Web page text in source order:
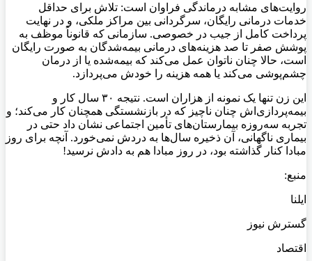
روایت‌های مشابه درماندگی فراوان است: تلاش برای حداقل
خدمات درمانی رایگان، سرگردانی بین مراکز ملکی، و در نهایت
پرداخت کامل از جیب در خصوصی. سازمانی که قانوناً موظف به
پوشش صفر تا صد هزینه‌های درمانی بیمه‌شدگان به صورت رایگان
است، حالا چنان ناتوان عمل می‌کند که بیمه‌شده یا از درمان
چشم‌پوشی می‌کند یا همه هزینه را خودش می‌پردازد.
این زن تنها یک نمونه از هزاران است. نتیجه ۳۰ سال کار و
بیمه‌پردازی‌اش چنان ناچیز که در بازنشستگی همچنان کار می‌کند؛ و
تجربه سه‌روزه بیمارستان‌های تأمین اجتماعی نشان داد حتی در
بیماری ناگهانی، آن ذخیره سال‌ها به دردش نمی‌خورد. آنچه برای روز
مبادا کنار گذاشته بود، در روز مبادا هم به دادش نرسید!
منبع:
ایلنا
گسترش نیوز
اقتصاد